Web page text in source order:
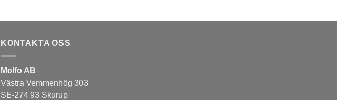
KONTAKTA OSS
Molfo AB
Västra Vemmenhög 303
SE-274 93 Skurup